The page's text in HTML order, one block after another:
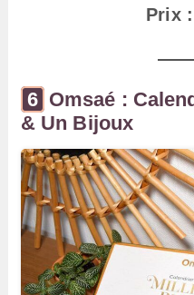
Prix
Omsaé :
& Un Bijoux